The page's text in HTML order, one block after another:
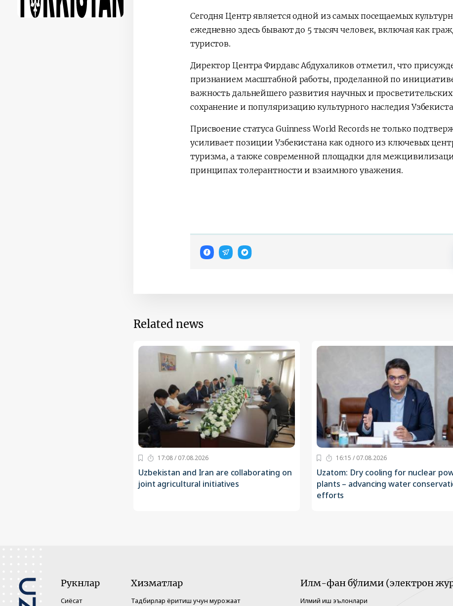
Сегодня Центр является одной из самых посещаемых
ежедневно здесь бывают до 5 тысяч человек, включая как
туристов.
Директор Центра Фирдавс Абдухаликов отметил, что
признанием масштабной работы, проделанной по инициативе
важность дальнейшего развития научных и
сохранение и популяризацию культурного наследия
Присвоение статуса Guinness World Records не только
усиливает позиции Узбекистана как одного из ключевых
туризма, а также современной площадки для
принципах толерантности и взаимного уважения.
Related news
17:08 / 07.08.2026
Uzbekistan and Iran are collaborating on
joint agricultural initiatives
16:15 / 07.08.2026
Uzatom: Dry cooling for nuclear
plants – advancing water
efforts
Рукнлар
Сиёсат
Хизматлар
Тадбирлар ёритиш учун мурожаат
Илм-фан бўлими (электрон
Илмий иш эълонлари